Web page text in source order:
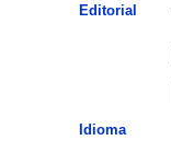
Editorial
Idioma